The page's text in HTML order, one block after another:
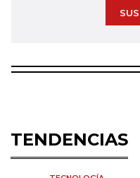
TENDENCIAS